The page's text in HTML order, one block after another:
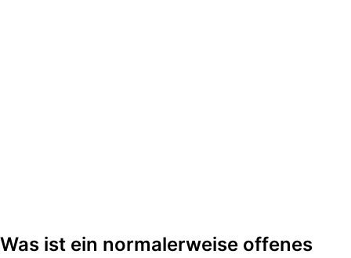
Was ist ein normalerweise offenes